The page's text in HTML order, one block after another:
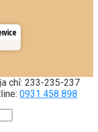
chỉ: 233-235-237
0931 458 898